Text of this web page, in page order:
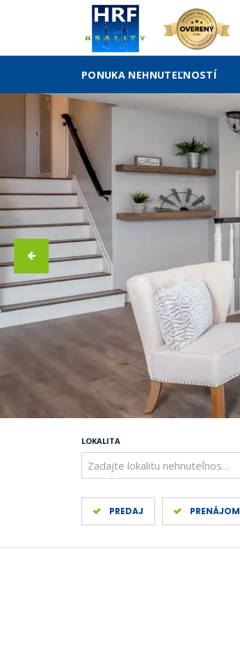
PONUKA NEHNUTEĽNOSTÍ
LOKALITA
Zadajte lokalitu nehnuteľnosti ..
PREDAJ PRENÁJOM